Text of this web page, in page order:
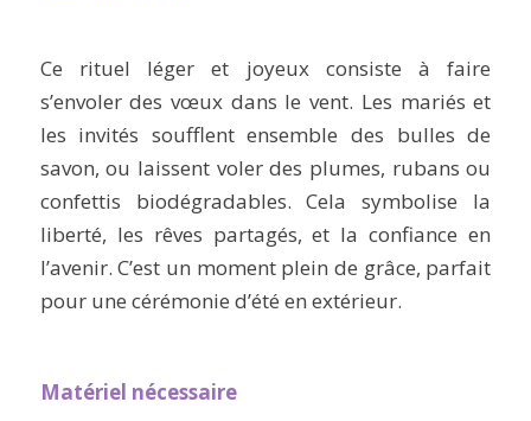
Ce rituel léger et joyeux consiste à faire
s’envoler des vœux dans le vent. Les mariés et
les invités soufflent ensemble des bulles de
savon, ou laissent voler des plumes, rubans ou
confettis biodégradables. Cela symbolise la
liberté, les rêves partagés, et la confiance en
l’avenir. C’est un moment plein de grâce, parfait
pour une cérémonie d’été en extérieur.
Matériel nécessaire